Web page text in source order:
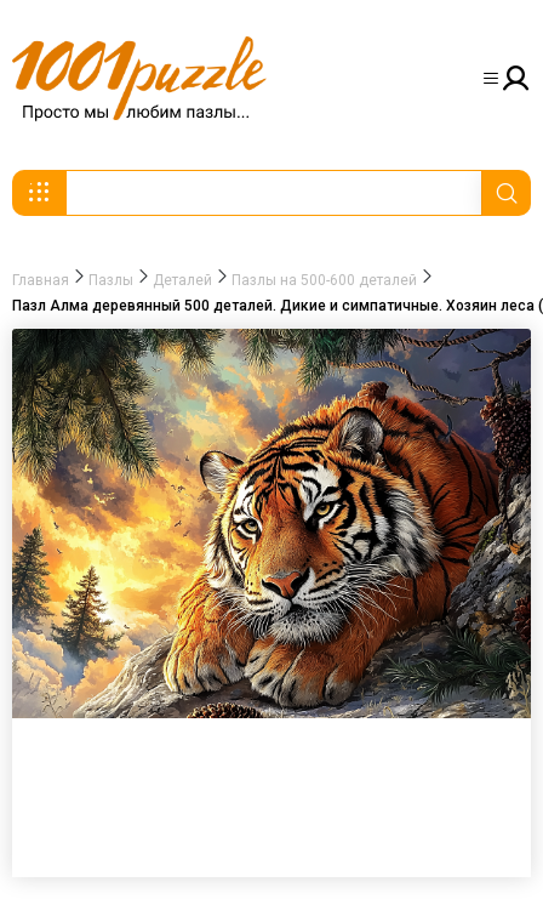
Главная Пазлы Деталей
Пазлы на 500-600 деталей
Пазл Алма деревянный 500 деталей. Дикие и симпатичные. Хозяин